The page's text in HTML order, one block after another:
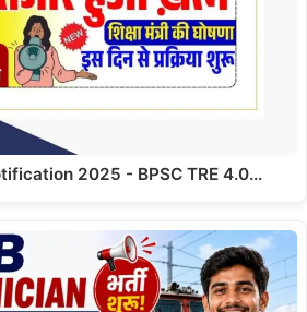
2025 - BPSC TRE 4.0…